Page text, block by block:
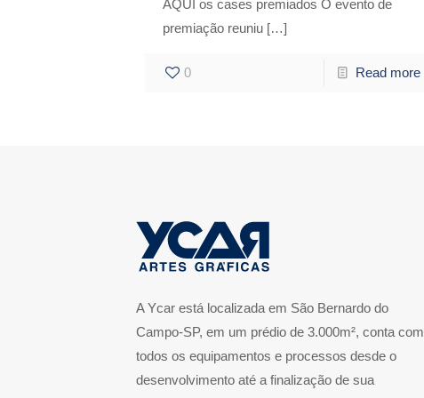
AQUI os cases premiados O evento de
premiação reuniu[…]
0 Read more
A Ycar está localizada em São Bernardo do
Campo-SP, em um prédio de 3.000m², conta com
todos os equipamentos e processos desde o
desenvolvimento até a finalização de sua